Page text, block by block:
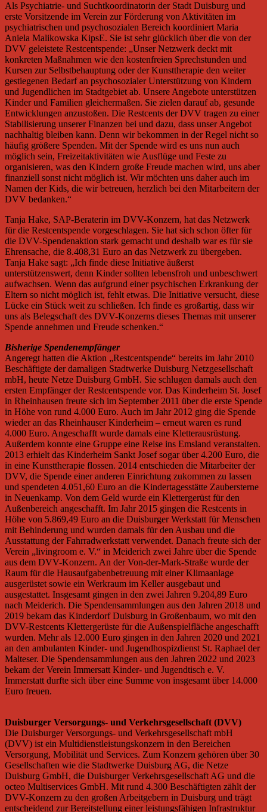
Als Psychiatrie- und Suchtkoordinatorin der Stadt Duisburg und
erste Vorsitzende im Verein zur Förderung von Aktivitäten im
psychiatrischen und psychosozialen Bereich koordiniert Maria
Aniela Malikowska KipsE. Sie ist sehr glücklich über die von der
DVV geleistete Restcentspende: „Unser Netzwerk deckt mit
konkreten Maßnahmen wie den kostenfreien Sprechstunden und
Kursen zur Selbstbehauptung oder der Kunsttherapie den weiter
gestiegenen Bedarf an psychosozialer Unterstützung von Kindern
und Jugendlichen im Stadtgebiet ab. Unsere Angebote unterstützen
Kinder und Familien gleichermaßen. Sie zielen darauf ab, gesunde
Entwicklungen anzustoßen. Die Restcents der DVV tragen zu einer
Stabilisierung unserer Finanzen bei und dazu, dass unser Angebot
nachhaltig bleiben kann. Denn wir bekommen in der Regel nicht so
häufig größere Spenden. Mit der Spende wird es uns nun auch
möglich sein, Freizeitaktivitäten wie Ausflüge und Feste zu
organisieren, was den Kindern große Freude machen wird, uns aber
finanziell sonst nicht möglich ist. Wir möchten uns daher auch im
Namen der Kids, die wir betreuen, herzlich bei den Mitarbeitern der
DVV bedanken.“
Tanja Hake, SAP-Beraterin im DVV-Konzern, hat das Netzwerk
für die Restcentspende vorgeschlagen. Sie hat sich schon öfter für
die DVV-Spendenaktion stark gemacht und deshalb war es für sie
Ehrensache, die 8.408,31 Euro an das Netzwerk zu übergeben.
Tanja Hake sagt: „Ich finde diese Initiative äußerst
unterstützenswert, denn Kinder sollten lebensfroh und unbeschwert
aufwachsen. Wenn das aufgrund einer psychischen Erkrankung der
Eltern so nicht möglich ist, fehlt etwas. Die Initiative versucht, diese
Lücke ein Stück weit zu schließen. Ich finde es großartig, dass wir
uns als Belegschaft des DVV-Konzerns dieses Themas mit unserer
Spende annehmen und Freude schenken.“
Bisherige Spendenempfänger
Angeregt hatten die Aktion „Restcentspende“ bereits im Jahr 2010
Beschäftigte der damaligen Stadtwerke Duisburg Netzgesellschaft
mbH, heute Netze Duisburg GmbH. Sie schlugen damals auch den
ersten Empfänger der Restcentspende vor. Das Kinderheim St. Josef
in Rheinhausen freute sich im September 2011 über die erste Spende
in Höhe von rund 4.000 Euro. Auch im Jahr 2012 ging die Spende
wieder an das Rheinhauser Kinderheim – erneut waren es rund
4.000 Euro. Angeschafft wurde damals eine Kletterausrüstung.
Außerdem konnte eine Gruppe eine Reise ins Emsland veranstalten.
2013 erhielt das Kinderheim Sankt Josef sogar über 4.200 Euro, die
in eine Kunsttherapie flossen. 2014 entschieden die Mitarbeiter der
DVV, die Spende einer anderen Einrichtung zukommen zu lassen
und spendeten 4.051,60 Euro an die Kindertagesstätte Zaubersterne
in Neuenkamp. Von dem Geld wurde ein Klettergerüst für den
Außenbereich angeschafft. Im Jahr 2015 gingen die Restcents in
Höhe von 5.869,49 Euro an die Duisburger Werkstatt für Menschen
mit Behinderung und wurden damals für den Ausbau und die
Ausstattung der Fahrradwerkstatt verwendet. Danach freute sich der
Verein „livingroom e. V.“ in Meiderich zwei Jahre über die Spende
aus dem DVV-Konzern. An der Von-der-Mark-Straße wurde der
Raum für die Hausaufgabenbetreuung mit einer Klimaanlage
ausgerüstet sowie ein Werkraum im Keller ausgebaut und
ausgestattet. Insgesamt gingen in den zwei Jahren 9.204,89 Euro
nach Meiderich. Die Spendensammlungen aus den Jahren 2018 und
2019 bekam das Kinderdorf Duisburg in Großenbaum, wo mit den
DVV-Restcents Klettergerüste für die Außenspielfläche angeschafft
wurden. Mehr als 12.000 Euro gingen in den Jahren 2020 und 2021
an den ambulanten Kinder- und Jugendhospizdienst St. Raphael der
Malteser. Die Spendensammlungen aus den Jahren 2022 und 2023
bekam der Verein Immersatt Kinder- und Jugendtisch e. V.
Immerstatt durfte sich über eine Summe von insgesamt über 14.000
Euro freuen.
Duisburger Versorgungs- und Verkehrsgesellschaft (DVV)
Die Duisburger Versorgungs- und Verkehrsgesellschaft mbH
(DVV) ist ein Multidienstleistungskonzern in den Bereichen
Versorgung, Mobilität und Services. Zum Konzern gehören über 30
Gesellschaften wie die Stadtwerke Duisburg AG, die Netze
Duisburg GmbH, die Duisburger Verkehrsgesellschaft AG und die
octeo Multiservices GmbH. Mit rund 4.300 Beschäftigten zählt der
DVV-Konzern zu den großen Arbeitgebern in Duisburg und trägt
entscheidend zur Bereitstellung einer leistungsfähigen Infrastruktur